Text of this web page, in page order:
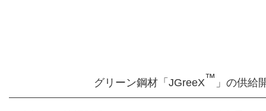
グリーン鋼材「JGreeX™ 」の供給